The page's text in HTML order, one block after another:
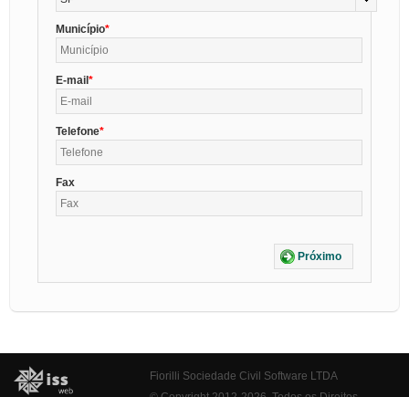
Município
E-mail
Telefone
Fax
Próximo
Fiorilli Sociedade Civil Software LTDA